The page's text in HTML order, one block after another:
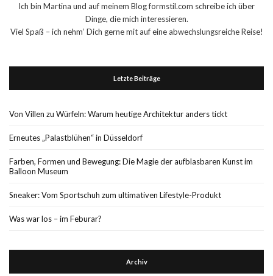
Ich bin Martina und auf meinem Blog formstil.com schreibe ich über
Dinge, die mich interessieren.
Viel Spaß – ich nehm‘ Dich gerne mit auf eine abwechslungsreiche Reise!
Letzte Beiträge
Von Villen zu Würfeln: Warum heutige Architektur anders tickt
Erneutes „Palastblühen“ in Düsseldorf
Farben, Formen und Bewegung: Die Magie der aufblasbaren Kunst im
Balloon Museum
Sneaker: Vom Sportschuh zum ultimativen Lifestyle-Produkt
Was war los – im Feburar?
Archiv